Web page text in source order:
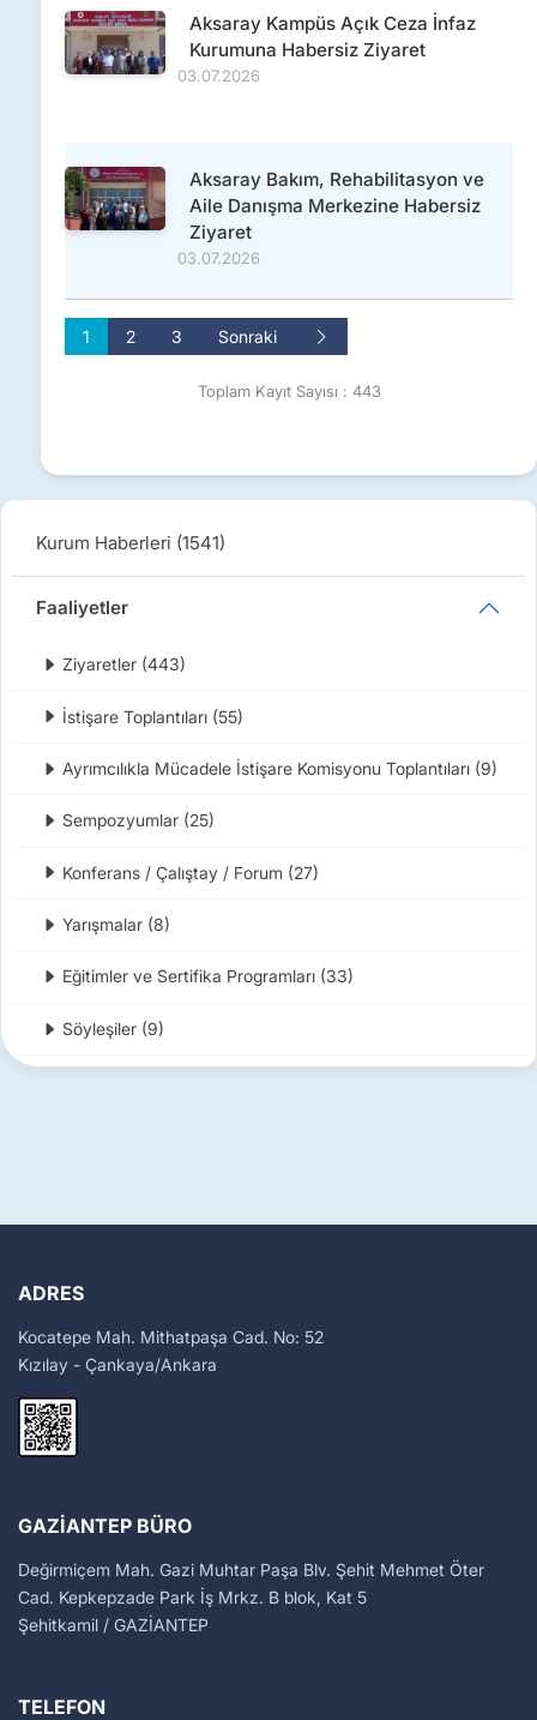
Kurum Haberleri (1541)
Faaliyetler
Ziyaretler (443)
İstişare Toplantıları (55)
Ayrımcılıkla Mücadele İstişare Komisyonu Toplantıları (9)
Sempozyumlar (25)
Konferans / Çalıştay / Forum (27)
Yarışmalar (8)
Eğitimler ve Sertifika Programları (33)
Söyleşiler (9)
Aksaray Kampüs Açık Ceza İnfaz
Kurumuna Habersiz Ziyaret
03.07.2026
Aksaray Bakım, Rehabilitasyon ve
Aile Danışma Merkezine Habersiz
Ziyaret
03.07.2026
1 2 3 Sonraki
Toplam Kayıt Sayısı : 443
ADRES
Kocatepe Mah. Mithatpaşa Cad. No: 52
Kızılay - Çankaya/Ankara
GAZIANTEP BÜRO
Değirmiçem Mah. Gazi Muhtar Paşa Blv. Şehit Mehmet Öter
Cad. Kepkepzade Park İş Mrkz. B blok, Kat 5
Şehitkamil / GAZİANTEP
TELEFON